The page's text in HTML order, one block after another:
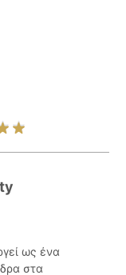
ως ένα
στα